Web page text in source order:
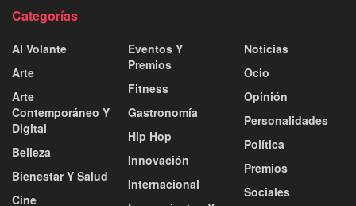
Categorías
Al Volante
Arte
Arte
Contemporáneo Y
Digital
Belleza
Bienestar Y Salud
Cine
Eventos Y
Premios
Fitness
Gastronomía
Hip Hop
Innovación
Internacional
Noticias
Ocio
Opinión
Personalidades
Política
Premios
Sociales